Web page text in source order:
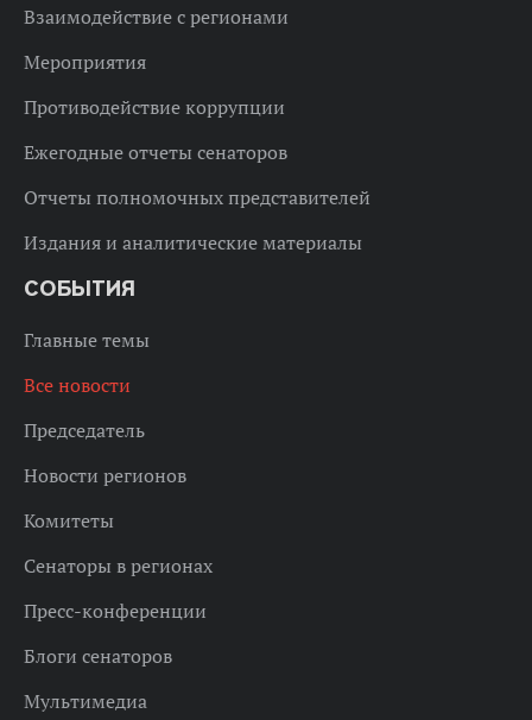
Взаимодействие с регионами
Мероприятия
Противодействие коррупции
Ежегодные отчеты сенаторов
Отчеты полномочных представителей
Издания и аналитические материалы
СОБЫТИЯ
Главные темы
Все новости
Председатель
Новости регионов
Комитеты
Сенаторы в регионах
Пресс-конференции
Блоги сенаторов
Мультимедиа